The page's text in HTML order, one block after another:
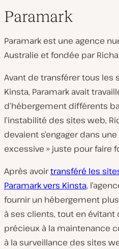
Paramark
Paramark est une agence
Australie et fondée par
Avant de transférer tous les
Kinsta, Paramark avait
d’hébergement différents
l’instabilité des sites web,
devaient s’engager dans
excessive » juste pour faire
Après avoirtransféré les
Paramark vers Kinsta,
fournir un hébergement
à ses clients, tout en
précieux à la maintenance
à la surveillance des sites